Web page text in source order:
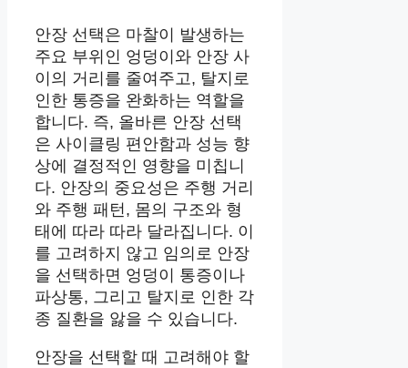
안장 선택은 마찰이 발생하는
주요 부위인 엉덩이와 안장 사
이의 거리를 줄여주고, 탈지로
인한 통증을 완화하는 역할을
합니다. 즉, 올바른 안장 선택
은 사이클링 편안함과 성능 향
상에 결정적인 영향을 미칩니
다. 안장의 중요성은 주행 거리
와 주행 패턴, 몸의 구조와 형
태에 따라 따라 달라집니다. 이
를 고려하지 않고 임의로 안장
을 선택하면 엉덩이 통증이나
파상통, 그리고 탈지로 인한 각
종 질환을 앓을 수 있습니다.
안장을 선택할 때 고려해야 할